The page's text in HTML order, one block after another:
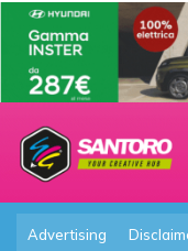
Advertising